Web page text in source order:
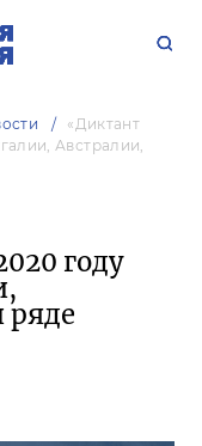
«Диктант
Австралии,
году
ряде